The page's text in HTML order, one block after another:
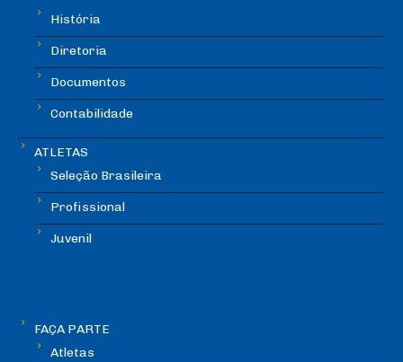
História
Diretoria
Documentos
Contabilidade
ATLETAS
Seleção Brasileira
Profissional
Juvenil
FAÇA PARTE
Atletas